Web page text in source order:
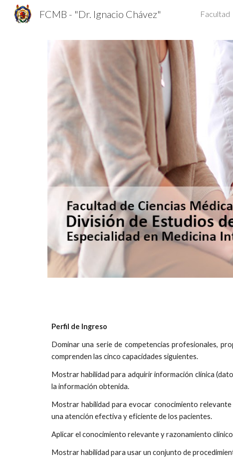
Skip
FCMB - "Dr. Ignacio Chávez" Facultad
Perfil de Ingreso
Dominar una serie de competencias profesionales,
comprenden las cinco capacidades siguientes.
Mostrar habilidad para adquirir información clínica
la información obtenida.
Mostrar habilidad para evocar conocimiento
una atención efectiva y eficiente de los pacientes.
Aplicar el conocimiento relevante y razonamiento
Mostrar habilidad para usar un conjunto de